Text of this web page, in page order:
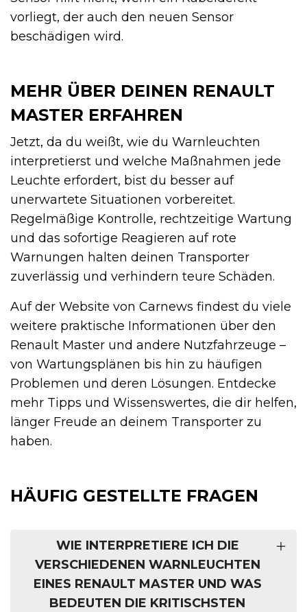
vorliegt, der auch den neuen Sensor
beschädigen wird.
MEHR ÜBER DEINEN RENAULT
MASTER ERFAHREN
Jetzt, da du weißt, wie du Warnleuchten
interpretierst und welche Maßnahmen jede
Leuchte erfordert, bist du besser auf
unerwartete Situationen vorbereitet.
Regelmäßige Kontrolle, rechtzeitige Wartung
und das sofortige Reagieren auf rote
Warnungen halten deinen Transporter
zuverlässig und verhindern teure Schäden.
Auf der Website von Carnews findest du viele
weitere praktische Informationen über den
Renault Master und andere Nutzfahrzeuge –
von Wartungsplänen bis hin zu häufigen
Problemen und deren Lösungen. Entdecke
mehr Tipps und Wissenswertes, die dir helfen,
länger Freude an deinem Transporter zu
haben.
HÄUFIG GESTELLTE FRAGEN
WIE INTERPRETIERE ICH DIE
VERSCHIEDENEN WARNLEUCHTEN
EINES RENAULT MASTER UND WAS
BEDEUTEN DIE KRITISCHSTEN